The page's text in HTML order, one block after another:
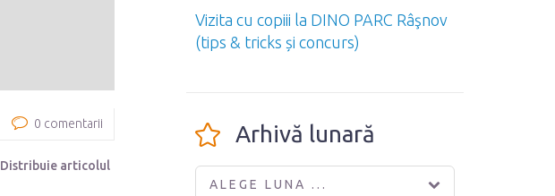
0 comentarii
Distribuie articolul
Vizita cu copiii la DINO PARC Râşnov
(tips & tricks și concurs)
Arhivă lunară
ALEGE LUNA ...